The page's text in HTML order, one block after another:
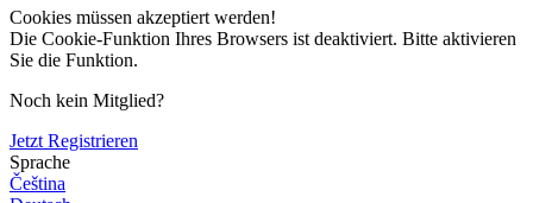
Cookies müssen akzeptiert werden!
Die Cookie-Funktion Ihres Browsers ist deaktiviert. Bitte aktivieren
Sie die Funktion.
Noch kein Mitglied?
Jetzt Registrieren
Sprache
Čeština